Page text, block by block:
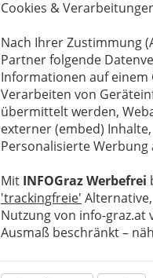
Cookies &
Nach Ihrer Zustimmung
Partner folgende
Informationen auf
Verarbeiten von
übermittelt werden,
externer (embed)
Personalisierte Werbung
Mit INFOGraz Werbefrei
'trackingfreie'
Nutzung von info-
Ausmaß beschränkt –